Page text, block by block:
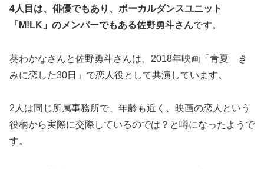
4人目は、俳優でもあり、ボーカルダンスユニット
「M!LK」のメンバーでもある佐野勇斗さんです。
葵わかなさんと佐野勇斗さんは、2018年映画「青夏 き
みに恋した30日」で恋人役として共演しています。
2人は同じ所属事務所で、年齢も近く、映画の恋人という
役柄から実際に交際しているのでは？と噂になったようで
す。